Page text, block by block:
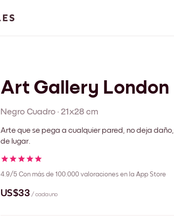
Art Gallery London
Negro Cuadro · 21x28 cm
Arte que se pega a cualquier pared, no deja
de lugar.
4.9/5 Con más de 100.000 valoraciones en la App Store
US$33 / cada uno